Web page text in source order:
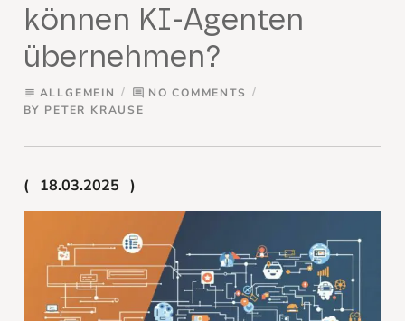
können KI-Agenten
übernehmen?
subject ALLGEMEIN comment NO COMMENTS
BY PETER KRAUSE
18.03.2025